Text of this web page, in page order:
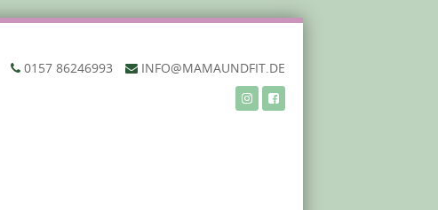
‭0157 86246993‬ INFO@MAMAUNDFIT.DE